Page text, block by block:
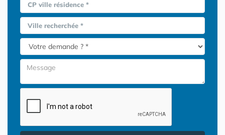
CP ville résidence *
Ville recherchée *